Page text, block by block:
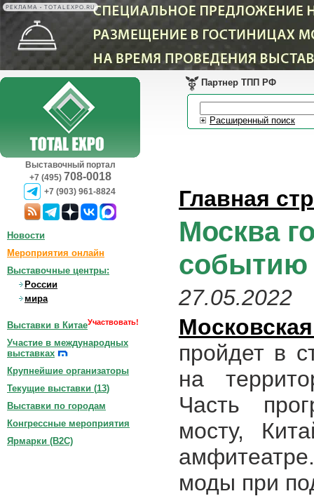
РЕКЛАМА • TOTALEXPO.RU
Выставочный портал
+7 (495) 708-0018
+7 (903) 961-8824
Партнер ТПП РФ
Расширенный поиск
Главная
Москва
27.05.2022
пройдет в
на
Часть
мосту,
моды при
Новости
Мероприятия онлайн
Выставочные центры:
России
мира
Выставки в КитаеУчаствовать!
Участие в международных
выставках
Крупнейшие организаторы
Текущие выставки (13)
Выставки по городам
Конгрессные мероприятия
Ярмарки (B2C)